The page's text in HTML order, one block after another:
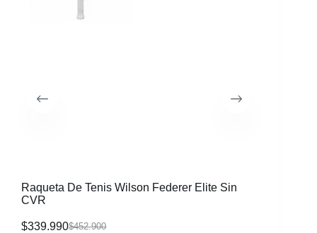
Raqueta De Tenis Wilson Federer Elite Sin
CVR
$452.900
$339.990